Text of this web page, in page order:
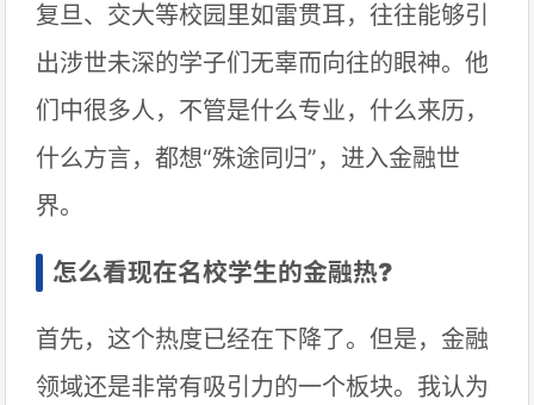
复旦、交大等校园里如雷贯耳，往往能够引
出涉世未深的学子们无辜而向往的眼神。他
们中很多人，不管是什么专业，什么来历，
什么方言，都想“殊途同归”，进入金融世
界。
怎么看现在名校学生的金融热?
首先，这个热度已经在下降了。但是，金融
领域还是非常有吸引力的一个板块。我认为